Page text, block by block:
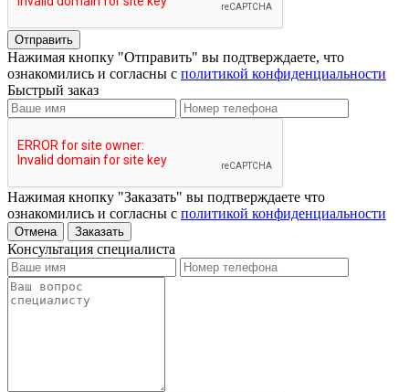
Отправить
Нажимая кнопку "Отправить" вы подтверждаете, что
ознакомились и согласны с политикой конфиденциальности
Быстрый заказ
Нажимая кнопку "Заказать" вы подтверждаете что
ознакомились и согласны с политикой конфиденциальности
Отмена Заказать
Консультация специалиста